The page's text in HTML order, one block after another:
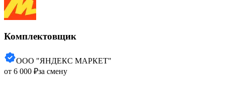
Комплектовщик
ООО "ЯНДЕКС МАРКЕТ"
от 6 000 ₽за смену